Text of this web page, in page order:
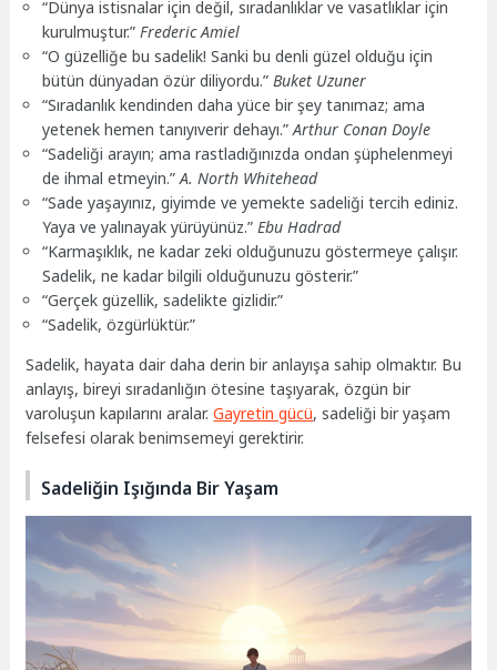
“Dünya istisnalar için değil, sıradanlıklar ve vasatlıklar için
kurulmuştur.” Frederic Amiel
“O güzelliğe bu sadelik! Sanki bu denli güzel olduğu için
bütün dünyadan özür diliyordu.” Buket Uzuner
“Sıradanlık kendinden daha yüce bir şey tanımaz; ama
yetenek hemen tanıyıverir dehayı.”Arthur Conan Doyle
“Sadeliği arayın; ama rastladığınızda ondan şüphelenmeyi
de ihmal etmeyin.”A. North Whitehead
“Sade yaşayınız, giyimde ve yemekte sadeliği tercih ediniz.
Yaya ve yalınayak yürüyünüz.” Ebu Hadrad
“Karmaşıklık, ne kadar zeki olduğunuzu göstermeye çalışır.
Sadelik, ne kadar bilgili olduğunuzu gösterir.”
“Gerçek güzellik, sadelikte gizlidir.”
“Sadelik, özgürlüktür.”
Sadelik, hayata dair daha derin bir anlayışa sahip olmaktır. Bu
anlayış, bireyi sıradanlığın ötesine taşıyarak, özgün bir
varoluşun kapılarını aralar.Gayretin gücü, sadeliği bir yaşam
felsefesi olarak benimsemeyi gerektirir.
Sadeliğin Işığında Bir Yaşam